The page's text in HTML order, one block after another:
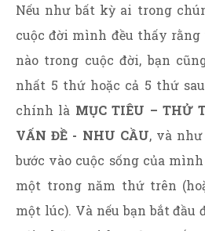
Nếu như bất kỳ ai trong
cuộc đời mình đều thấy
nào trong cuộc đời, bạn
nhất 5 thứ hoặc cả 5 thứ
chính là MỤC TIÊU – THỬ
VẤN ĐỀ - NHU CẦU, và
bước vào cuộc sống của
một trong năm thứ trên
một lúc). Và nếu bạn bắt đầu